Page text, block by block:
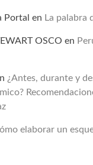
Portal en La palabra
OSCO en
¿Antes, durante y
elaborar un